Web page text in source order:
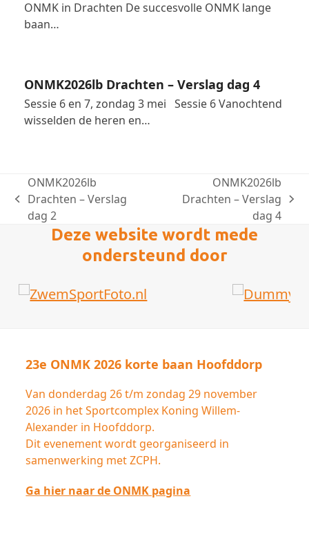
ONMK in Drachten De succesvolle ONMK lange
baan…
ONMK2026lb Drachten – Verslag dag 4
Sessie 6 en 7, zondag 3 mei Sessie 6 Vanochtend
wisselden de heren en…
previous
post:
ONMK2026lb
Drachten – Verslag
dag 2
next
ONMK2026lb
Drachten – Verslag
dag 4
Deze website wordt mede
ondersteund door
23e ONMK 2026 korte baan Hoofddorp
Van donderdag 26 t/m zondag 29 november
2026 in het Sportcomplex Koning Willem-
Alexander in Hoofddorp.
Dit evenement wordt georganiseerd in
samenwerking met ZCPH.
Ga hier naar de ONMK pagina